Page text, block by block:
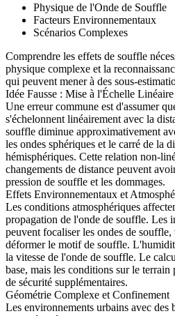
Physique de l'Onde de Souffle
Facteurs Environnementaux
Scénarios Complexes
Comprendre les effets de souffle
physique complexe et la
qui peuvent mener à des sous-
Idée Fausse : Mise à l'Échelle
Une erreur commune est d'assumer
s'échelonnent linéairement avec la
souffle diminue approximativement
les ondes sphériques et le carré de la
hémisphériques. Cette relation non-
changements de distance peuvent
pression de souffle et les dommages.
Effets Environnementaux et
Les conditions atmosphériques
propagation de l'onde de souffle. Les
peuvent focaliser les ondes de
déformer le motif de souffle.
la vitesse de l'onde de souffle. Le
base, mais les conditions sur le terrain
de sécurité supplémentaires.
Géométrie Complexe et Confinement
Les environnements urbains avec des